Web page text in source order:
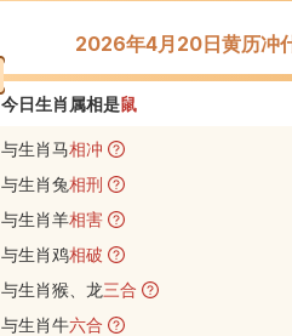
2026年4月20日黄历冲
今日生肖属相是鼠
与生肖马相冲
与生肖兔相刑
与生肖羊相害
与生肖鸡相破
与生肖猴、龙三合
与生肖牛六合